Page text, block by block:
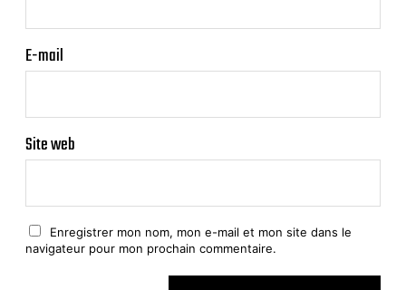
E-mail
Site web
Enregistrer mon nom, mon e-mail et mon site dans le
navigateur pour mon prochain commentaire.